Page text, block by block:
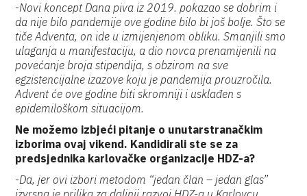
-Novi koncept Dana piva iz 2019. pokazao se dobrim i
da nije bilo pandemije ove godine bilo bi još bolje. Što se
tiče Adventa, on ide u izmijenjenom obliku. Smanjili smo
ulaganja u manifestaciju, a dio novca prenamijenili na
povećanje broja stipendija, s obzirom na sve
egzistencijalne izazove koju je pandemija prouzročila.
Advent će ove godine biti skromniji i usklađen s
epidemiloškom situacijom.
Ne možemo izbjeći pitanje o unutarstranačkim
izborima ovaj vikend. Kandidirali ste se za
predsjednika karlovačke organizacije HDZ-a?
-Da, jer ovi izbori metodom “jedan član – jedan glas”